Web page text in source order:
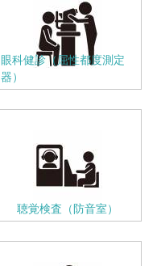
眼科健診（屈性都度測定
器）
聴覚検査（防音室）